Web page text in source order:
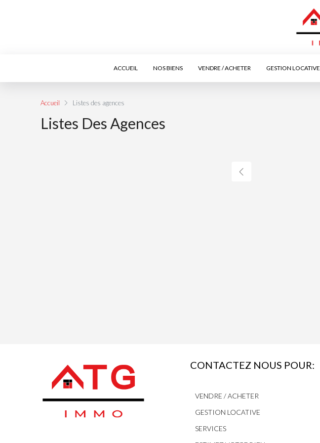
ACCUEIL NOS BIENS VENDRE / ACHETER GESTION LOCATIVE
Accueil Listes des agences
Listes Des Agences
CONTACTEZ NOUS POUR:
VENDRE / ACHETER
GESTION LOCATIVE
SERVICES